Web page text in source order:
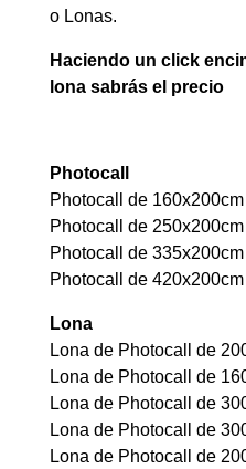
o Lonas.
Haciendo un click
lona sabrás el precio
Photocall
Photocall de 160x200cm
Photocall de 250x200cm
Photocall de 335x200cm
Photocall de 420x200cm
Lona
Lona de Photocall de
Lona de Photocall de
Lona de Photocall de
Lona de Photocall de
Lona de Photocall de